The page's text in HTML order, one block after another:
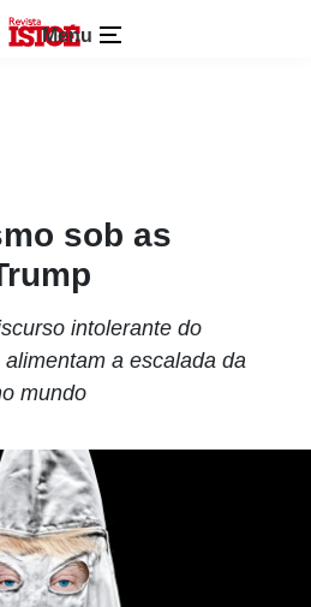
Menu
sob as
intolerante do
a escalada da
mundo